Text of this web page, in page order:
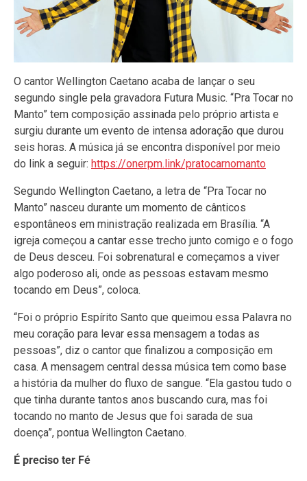
O cantor Wellington Caetano acaba de lançar o seu
segundo single pela gravadora Futura Music. “Pra Tocar no
Manto” tem composição assinada pelo próprio artista e
surgiu durante um evento de intensa adoração que durou
seis horas. A música já se encontra disponível por meio
do link a seguir: https://onerpm.link/pratocarnomanto
Segundo Wellington Caetano, a letra de “Pra Tocar no
Manto” nasceu durante um momento de cânticos
espontâneos em ministração realizada em Brasília. “A
igreja começou a cantar esse trecho junto comigo e o fogo
de Deus desceu. Foi sobrenatural e começamos a viver
algo poderoso ali, onde as pessoas estavam mesmo
tocando em Deus”, coloca.
“Foi o próprio Espírito Santo que queimou essa Palavra no
meu coração para levar essa mensagem a todas as
pessoas”, diz o cantor que finalizou a composição em
casa. A mensagem central dessa música tem como base
a história da mulher do fluxo de sangue. “Ela gastou tudo o
que tinha durante tantos anos buscando cura, mas foi
tocando no manto de Jesus que foi sarada de sua
doença”, pontua Wellington Caetano.
É preciso ter Fé